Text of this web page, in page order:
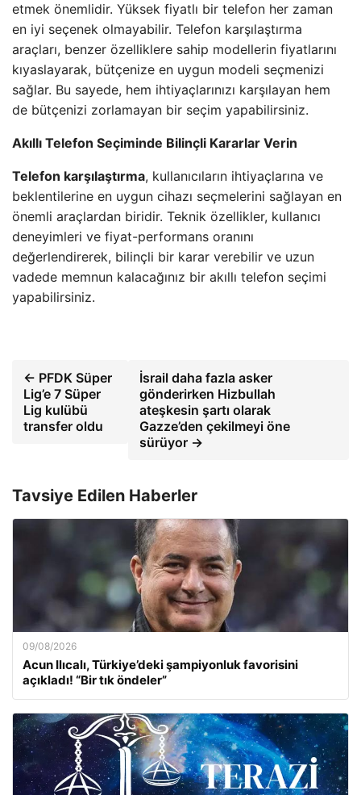
etmek önemlidir. Yüksek fiyatlı bir telefon her zaman
en iyi seçenek olmayabilir. Telefon karşılaştırma
araçları, benzer özelliklere sahip modellerin fiyatlarını
kıyaslayarak, bütçenize en uygun modeli seçmenizi
sağlar. Bu sayede, hem ihtiyaçlarınızı karşılayan hem
de bütçenizi zorlamayan bir seçim yapabilirsiniz.
Akıllı Telefon Seçiminde Bilinçli Kararlar Verin
Telefon karşılaştırma, kullanıcıların ihtiyaçlarına ve
beklentilerine en uygun cihazı seçmelerini sağlayan en
önemli araçlardan biridir. Teknik özellikler, kullanıcı
deneyimleri ve fiyat-performans oranını
değerlendirerek, bilinçli bir karar verebilir ve uzun
vadede memnun kalacağınız bir akıllı telefon seçimi
yapabilirsiniz.
← PFDK Süper
Lig’e 7 Süper
Lig kulübü
transfer oldu
İsrail daha fazla asker
gönderirken Hizbullah
ateşkesin şartı olarak
Gazze’den çekilmeyi öne
sürüyor →
Tavsiye Edilen Haberler
09/08/2026
Acun Ilıcalı, Türkiye’deki şampiyonluk favorisini
açıkladı! “Bir tık öndeler”